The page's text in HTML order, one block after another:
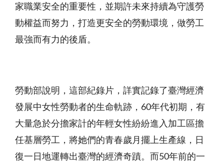
家職業安全的重要性，並期許未來持續為守護勞
動權益而努力，打造更安全的勞動環境，做勞工
最強而有力的後盾。
勞動部說明，這部紀錄片，詳實記錄了臺灣經濟
發展中女性勞動者的生命軌跡，60年代初期，有
大量急於分擔家計的年輕女性紛紛進入加工區擔
任基層勞工，將她們的青春歲月擺上生產線，日
復一日地運轉出臺灣的經濟奇蹟。而50年前的一